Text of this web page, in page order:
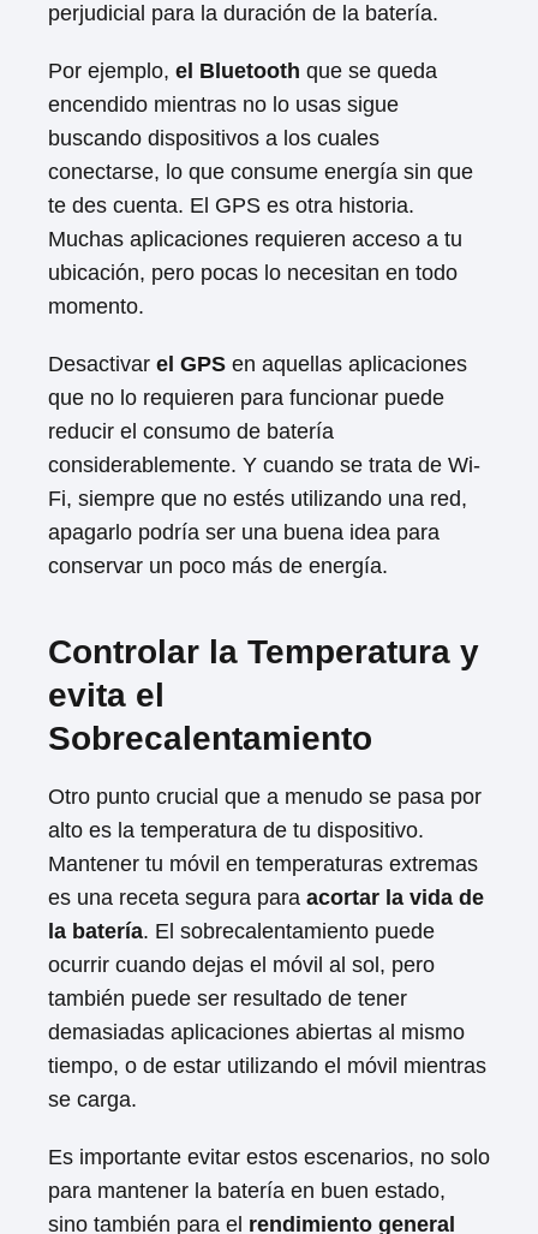
perjudicial para la duración de la batería.
Por ejemplo, el Bluetooth que se queda
encendido mientras no lo usas sigue
buscando dispositivos a los cuales
conectarse, lo que consume energía sin que
te des cuenta. El GPS es otra historia.
Muchas aplicaciones requieren acceso a tu
ubicación, pero pocas lo necesitan en todo
momento.
Desactivar el GPS en aquellas aplicaciones
que no lo requieren para funcionar puede
reducir el consumo de batería
considerablemente. Y cuando se trata de Wi-
Fi, siempre que no estés utilizando una red,
apagarlo podría ser una buena idea para
conservar un poco más de energía.
Controlar la Temperatura y
evita el
Sobrecalentamiento
Otro punto crucial que a menudo se pasa por
alto es la temperatura de tu dispositivo.
Mantener tu móvil en temperaturas extremas
es una receta segura para acortar la vida de
la batería. El sobrecalentamiento puede
ocurrir cuando dejas el móvil al sol, pero
también puede ser resultado de tener
demasiadas aplicaciones abiertas al mismo
tiempo, o de estar utilizando el móvil mientras
se carga.
Es importante evitar estos escenarios, no solo
para mantener la batería en buen estado,
sino también para el rendimiento general